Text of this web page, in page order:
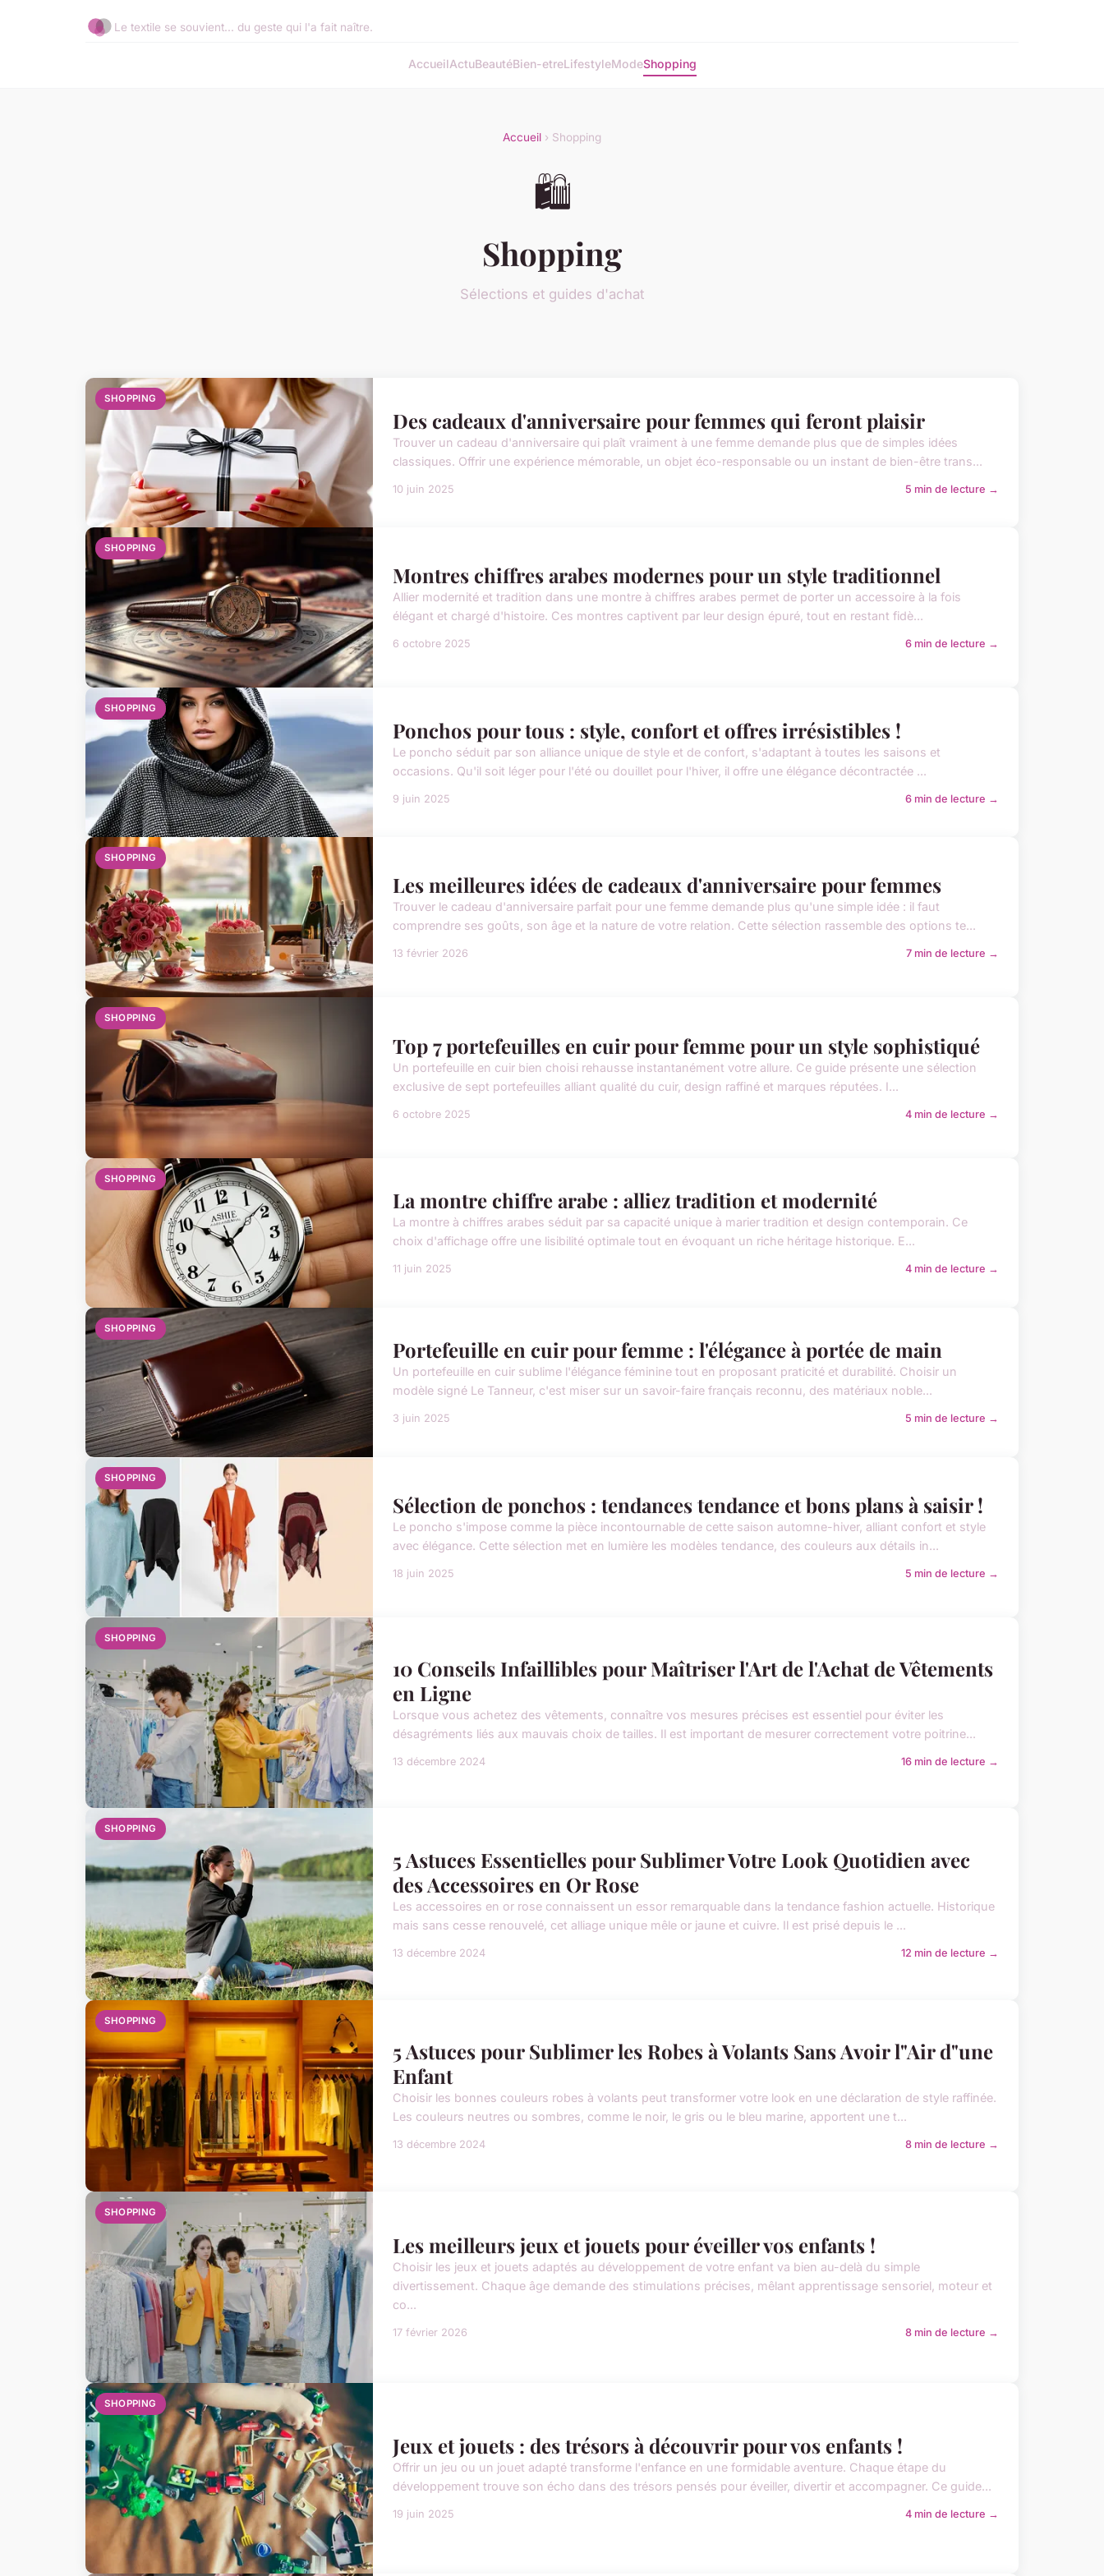
Le textile se souvient... du geste qui l'a fait naître.
AccueilActuBeautéBien-etreLifestyleModeShopping
Accueil › Shopping
🛍️
Shopping
Sélections et guides d'achat
SHOPPING
Des cadeaux d'anniversaire pour femmes qui feront plaisir
Trouver un cadeau d'anniversaire qui plaît vraiment à une femme demande plus que de simples idées
classiques. Offrir une expérience mémorable, un objet éco-responsable ou un instant de bien-être trans...
10 juin 2025 5 min de lecture →
SHOPPING
Montres chiffres arabes modernes pour un style traditionnel
Allier modernité et tradition dans une montre à chiffres arabes permet de porter un accessoire à la fois
élégant et chargé d'histoire. Ces montres captivent par leur design épuré, tout en restant fidè...
6 octobre 2025 6 min de lecture →
SHOPPING
Ponchos pour tous : style, confort et offres irrésistibles !
Le poncho séduit par son alliance unique de style et de confort, s'adaptant à toutes les saisons et
occasions. Qu'il soit léger pour l'été ou douillet pour l'hiver, il offre une élégance décontractée ...
9 juin 2025 6 min de lecture →
SHOPPING
Les meilleures idées de cadeaux d'anniversaire pour femmes
Trouver le cadeau d'anniversaire parfait pour une femme demande plus qu'une simple idée : il faut
comprendre ses goûts, son âge et la nature de votre relation. Cette sélection rassemble des options te...
13 février 2026 7 min de lecture →
SHOPPING
Top 7 portefeuilles en cuir pour femme pour un style sophistiqué
Un portefeuille en cuir bien choisi rehausse instantanément votre allure. Ce guide présente une sélection
exclusive de sept portefeuilles alliant qualité du cuir, design raffiné et marques réputées. I...
6 octobre 2025 4 min de lecture →
SHOPPING
La montre chiffre arabe : alliez tradition et modernité
La montre à chiffres arabes séduit par sa capacité unique à marier tradition et design contemporain. Ce
choix d'affichage offre une lisibilité optimale tout en évoquant un riche héritage historique. E...
11 juin 2025 4 min de lecture →
SHOPPING
Portefeuille en cuir pour femme : l'élégance à portée de main
Un portefeuille en cuir sublime l'élégance féminine tout en proposant praticité et durabilité. Choisir un
modèle signé Le Tanneur, c'est miser sur un savoir-faire français reconnu, des matériaux noble...
3 juin 2025 5 min de lecture →
SHOPPING
Sélection de ponchos : tendances tendance et bons plans à saisir !
Le poncho s'impose comme la pièce incontournable de cette saison automne-hiver, alliant confort et style
avec élégance. Cette sélection met en lumière les modèles tendance, des couleurs aux détails in...
18 juin 2025 5 min de lecture →
SHOPPING
10 Conseils Infaillibles pour Maîtriser l'Art de l'Achat de Vêtements
en Ligne
Lorsque vous achetez des vêtements, connaître vos mesures précises est essentiel pour éviter les
désagréments liés aux mauvais choix de tailles. Il est important de mesurer correctement votre poitrine...
13 décembre 2024 16 min de lecture →
SHOPPING
5 Astuces Essentielles pour Sublimer Votre Look Quotidien avec
des Accessoires en Or Rose
Les accessoires en or rose connaissent un essor remarquable dans la tendance fashion actuelle. Historique
mais sans cesse renouvelé, cet alliage unique mêle or jaune et cuivre. Il est prisé depuis le ...
13 décembre 2024 12 min de lecture →
SHOPPING
5 Astuces pour Sublimer les Robes à Volants Sans Avoir l"Air d"une
Enfant
Choisir les bonnes couleurs robes à volants peut transformer votre look en une déclaration de style raffinée.
Les couleurs neutres ou sombres, comme le noir, le gris ou le bleu marine, apportent une t...
13 décembre 2024 8 min de lecture →
SHOPPING
Les meilleurs jeux et jouets pour éveiller vos enfants !
Choisir les jeux et jouets adaptés au développement de votre enfant va bien au-delà du simple
divertissement. Chaque âge demande des stimulations précises, mêlant apprentissage sensoriel, moteur et
co...
17 février 2026 8 min de lecture →
SHOPPING
Jeux et jouets : des trésors à découvrir pour vos enfants !
Offrir un jeu ou un jouet adapté transforme l'enfance en une formidable aventure. Chaque étape du
développement trouve son écho dans des trésors pensés pour éveiller, divertir et accompagner. Ce guide...
19 juin 2025 4 min de lecture →